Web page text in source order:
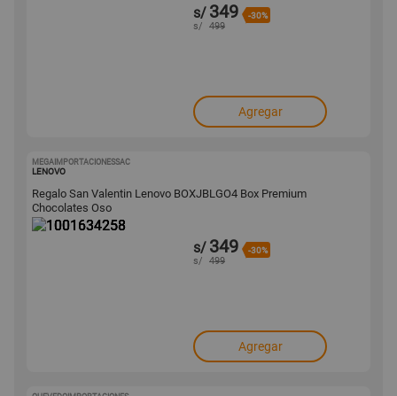
s/ 349 -30%
s/ 499
Agregar
MEGAIMPORTACIONESSAC
LENOVO
Regalo San Valentin Lenovo BOXJBLGO4 Box Premium
Chocolates Oso
s/ 349 -30%
s/ 499
Agregar